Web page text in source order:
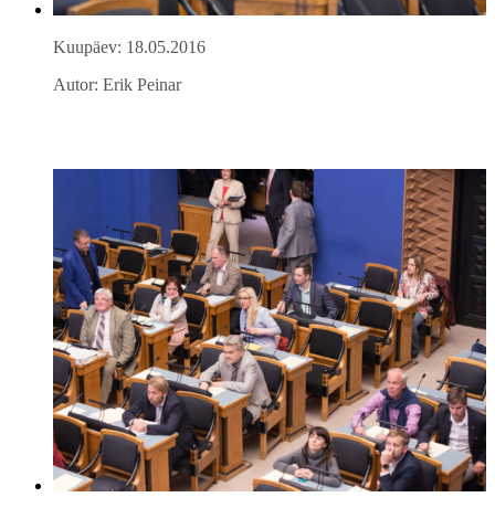
Kuupäev: 18.05.2016
Autor: Erik Peinar